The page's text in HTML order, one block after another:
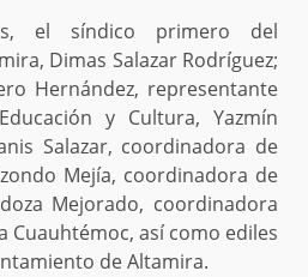
el síndico primero del
Dimas Salazar Rodríguez;
Hernández, representante
y Cultura, Yazmín
Salazar, coordinadora de
Mejía, coordinadora de
Mejorado, coordinadora
Cuauhtémoc, así como ediles
de Altamira.